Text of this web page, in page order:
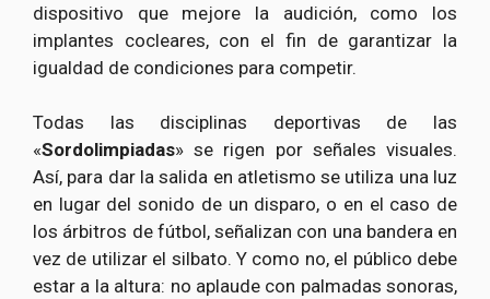
dispositivo que mejore la audición, como los
implantes cocleares, con el fin de garantizar la
igualdad de condiciones para competir.
Todas las disciplinas deportivas de las
«Sordolimpiadas» se rigen por señales visuales.
Así, para dar la salida en atletismo se utiliza una luz
en lugar del sonido de un disparo, o en el caso de
los árbitros de fútbol, señalizan con una bandera en
vez de utilizar el silbato. Y como no, el público debe
estar a la altura: no aplaude con palmadas sonoras,